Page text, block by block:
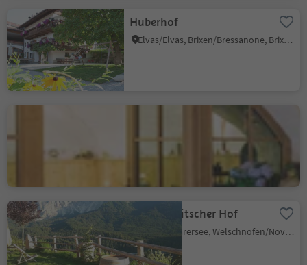
Huberhof
Elvas/Elvas, Brixen/Bressanone, Brixen/Bressanone and environs
Cortina s.s.d.V./Kurtinig, Kurtinig an der Weinstraße/Cortina sulla Strada del Vino, Alto Adige Wine Road
Farm Ladritscher Hof
Carezza/Karersee, Welschnofen/Nova Levante, Dolomites Region Eggental